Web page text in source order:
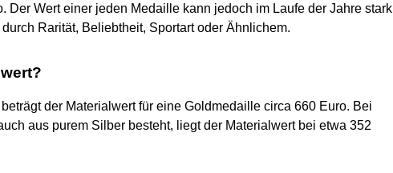
Der Wert einer jeden Medaille kann jedoch im Laufe der Jahre stark
Rarität, Beliebtheit, Sportart oder Ähnlichem.
der Materialwert für eine Goldmedaille circa 660 Euro. Bei
aus purem Silber besteht, liegt der Materialwert bei etwa 352